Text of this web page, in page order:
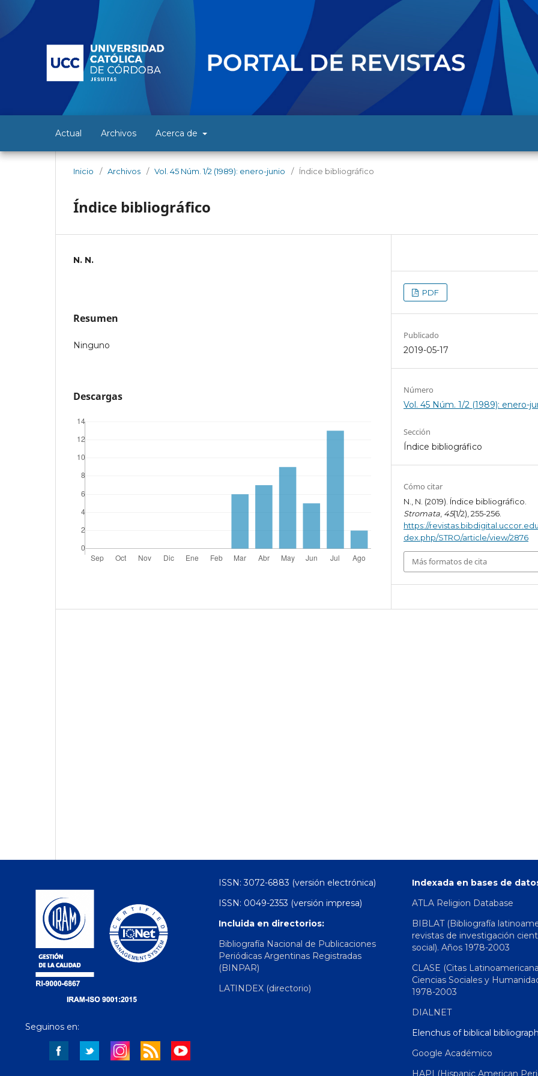
Actual Archivos Acerca de
Inicio / Archivos / Vol. 45 Núm. 1/2 (1989): enero-junio / Índice bibliográfico
Índice bibliográfico
N. N.
Resumen
Ninguno
Descargas
PDF
Publicado
2019-05-17
Número
Vol. 45 Núm. 1/2 (1989): enero-
Sección
Índice bibliográfico
Cómo citar
N., N. (2019). Índice bibliográfico.
Stromata 45(1/2), 255-256.
https://
dex.php/STRO/article/view/2876
Más formatos de cita
Seguinos en:
ISSN: 3072-6883 (versión electrónica)
ISSN: 0049-2353 (versión impresa)
Incluida en directorios:
Bibliografía Nacional de Publicaciones
Periódicas Argentinas Registradas
(BINPAR)
LATINDEX (directorio)
Indexada en bases de
ATLA Religion Database
BIBLAT (Bibliografía
revistas de investigación
social). Años 1978-2003
CLASE (Citas
Ciencias Sociales y
1978-2003
DIALNET
Elenchus of biblical
Google Académico
HAPI (Hispanic American